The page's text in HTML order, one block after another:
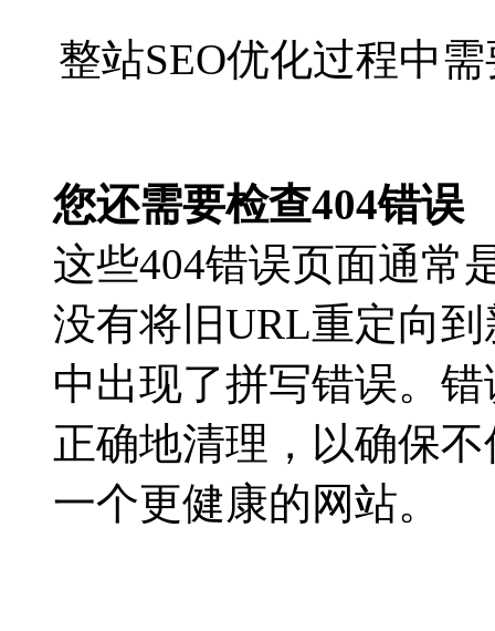
整站SEO优化过程中
您还需要检查404错误
这些404错误页面通常
没有将旧URL重定向
中出现了拼写错误。
正确地清理，以确保
一个更健康的网站。